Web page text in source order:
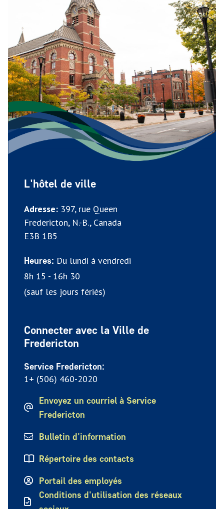
L'hôtel de ville
Adresse: 397, rue Queen
Fredericton, N.-B., Canada
E3B 1B5
Heures: Du lundi à vendredi
8h 15 - 16h 30
(sauf les jours fériés)
Connecter avec la Ville de
Fredericton
Service Fredericton:
1+ (506) 460-2020
Envoyez un courriel à Service
Fredericton
Bulletin d'information
Répertoire des contacts
Portail des employés
Conditions d'utilisation des réseaux